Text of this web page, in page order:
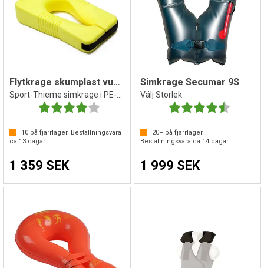
Flytkrage skumplast vuxen
Betyg:
4.0 utav 5 stjärnor
10 på fjärrlager. Beställningsvara
ca.13 dagar
1 359 SEK
Simkrage Secumar 9S
Välj Storlek
Betyg:
20+på fjärrlager.
Beställningsvara ca.14dagar
1 999 SEK